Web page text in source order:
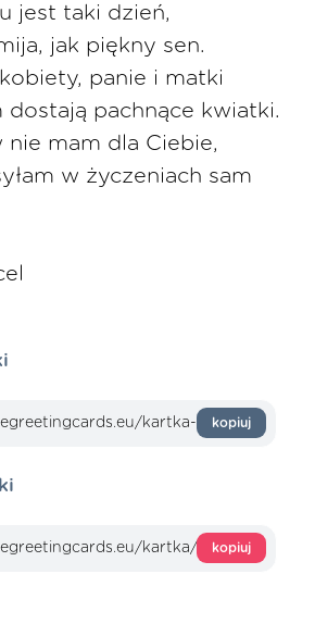
jest taki dzień,
jak piękny sen.
panie i matki
pachnące kwiatki.
nie mam dla Ciebie,
w życzeniach sam
kopiuj
kopiuj